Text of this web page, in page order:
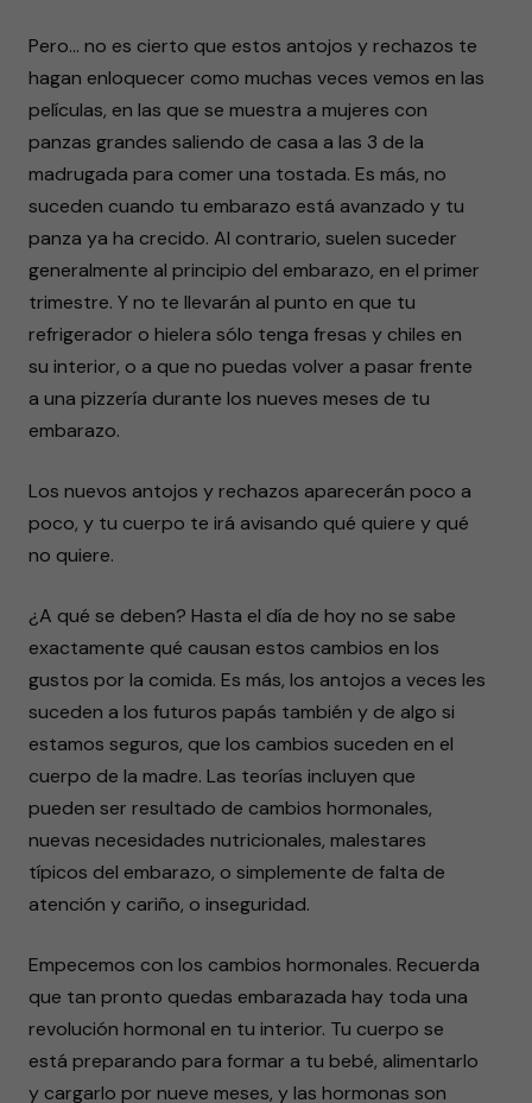
Pero… no es cierto que estos antojos y rechazos te
hagan enloquecer como muchas veces vemos en las
películas, en las que se muestra a mujeres con
panzas grandes saliendo de casa a las 3 de la
madrugada para comer una tostada. Es más, no
suceden cuando tu embarazo está avanzado y tu
panza ya ha crecido. Al contrario, suelen suceder
generalmente al principio del embarazo, en el primer
trimestre. Y no te llevarán al punto en que tu
refrigerador o hielera sólo tenga fresas y chiles en
su interior, o a que no puedas volver a pasar frente
a una pizzería durante los nueves meses de tu
embarazo.
Los nuevos antojos y rechazos aparecerán poco a
poco, y tu cuerpo te irá avisando qué quiere y qué
no quiere.
¿A qué se deben? Hasta el día de hoy no se sabe
exactamente qué causan estos cambios en los
gustos por la comida. Es más, los antojos a veces les
suceden a los futuros papás también y de algo si
estamos seguros, que los cambios suceden en el
cuerpo de la madre. Las teorías incluyen que
pueden ser resultado de cambios hormonales,
nuevas necesidades nutricionales, malestares
típicos del embarazo, o simplemente de falta de
atención y cariño, o inseguridad.
Empecemos con los cambios hormonales. Recuerda
que tan pronto quedas embarazada hay toda una
revolución hormonal en tu interior. Tu cuerpo se
está preparando para formar a tu bebé, alimentarlo
y cargarlo por nueve meses, y las hormonas son